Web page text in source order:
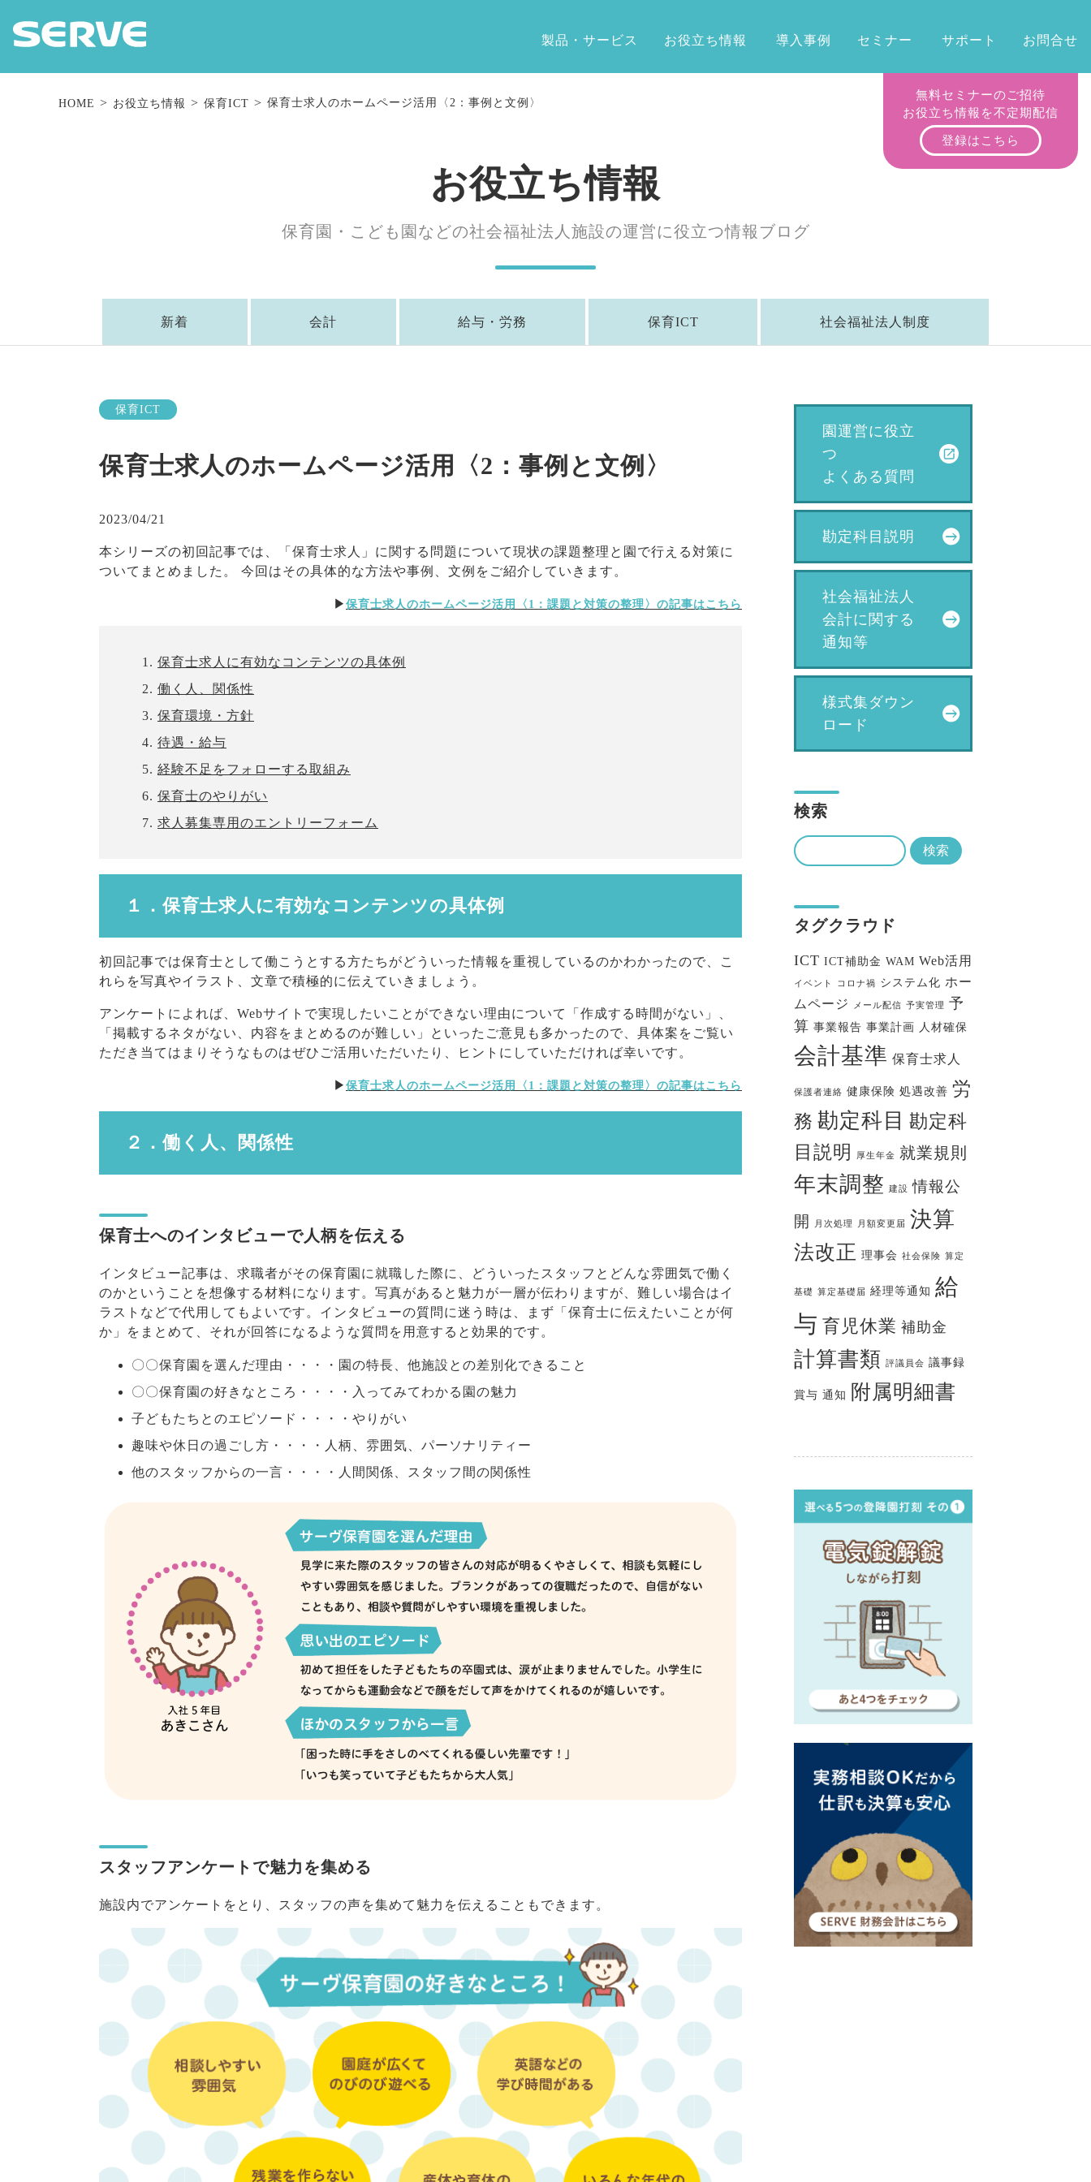
製品・サービス お役立ち情報 導入事例 セミナー サポート お問合せ
HOME お役立ち情報 保育ICT 保育士求人のホームページ活用〈2：事例と文例〉
お役立ち情報
保育園・こども園などの社会福祉法人施設の運営に役立つ情報ブログ
無料セミナーのご招待
お役立ち情報を不定期配信
登録はこちら
新着 会計 給与・労務 保育ICT 社会福祉法人制度
保育ICT
保育士求人のホームページ活用〈2：事例と文例〉
2023/04/21
本シリーズの初回記事では、「保育士求人」に関する問題について現状の課題整理と園で行える対策に
ついてまとめました。 今回はその具体的な方法や事例、文例をご紹介していきます。
▶ 保育士求人のホームページ活用〈1：課題と対策の整理〉の記事はこちら
保育士求人に有効なコンテンツの具体例
働く人、関係性
保育環境・方針
待遇・給与
経験不足をフォローする取組み
保育士のやりがい
求人募集専用のエントリーフォーム
１． 保育士求人に有効なコンテンツの具体例
初回記事では保育士として働こうとする方たちがどういった情報を重視しているのかわかったので、こ
れらを写真やイラスト、文章で積極的に伝えていきましょう。
アンケートによれば、Webサイトで実現したいことができない理由について「作成する時間がない」、
「掲載するネタがない、内容をまとめるのが難しい」といったご意見も多かったので、具体案をご覧い
ただき当てはまりそうなものはぜひご活用いただいたり、ヒントにしていただければ幸いです。
▶ 保育士求人のホームページ活用〈1：課題と対策の整理〉の記事はこちら
２． 働く人、関係性
保育士へのインタビューで人柄を伝える
インタビュー記事は、求職者がその保育園に就職した際に、どういったスタッフとどんな雰囲気で働く
のかということを想像する材料になります。写真があると魅力が一層が伝わりますが、難しい場合はイ
ラストなどで代用してもよいです。インタビューの質問に迷う時は、まず「保育士に伝えたいことが何
か」をまとめて、それが回答になるような質問を用意すると効果的です。
〇〇保育園を選んだ理由・・・・園の特長、他施設との差別化できること
〇〇保育園の好きなところ・・・・入ってみてわかる園の魅力
子どもたちとのエピソード・・・・やりがい
趣味や休日の過ごし方・・・・人柄、雰囲気、パーソナリティー
他のスタッフからの一言・・・・人間関係、スタッフ間の関係性
スタッフアンケートで魅力を集める
施設内でアンケートをとり、スタッフの声を集めて魅力を伝えることもできます。
園運営に役立
つ
よくある質問
勘定科目説明
社会福祉法人
会計に関する
通知等
様式集ダウン
ロード
検索
タグクラウド
ICT ICT補助金 WAM Web活用
イベント コロナ禍 システム化 ホー
ムページ
メール配信 予実管理
予
算 事業報告 事業計画 人材確保
会計基準 保育士求人
保護者連絡 健康保険 処遇改善 労
務 勘定科目 勘定科
目説明
厚生年金 就業規則
年末調整 建設 情報公
開 月次処理 月額変更届 決算
法改正 理事会 社会保険 算定
基礎 算定基礎届 経理等通知 給
与 育児休業 補助金
計算書類 評議員会 議事録
賞与 通知 附属明細書